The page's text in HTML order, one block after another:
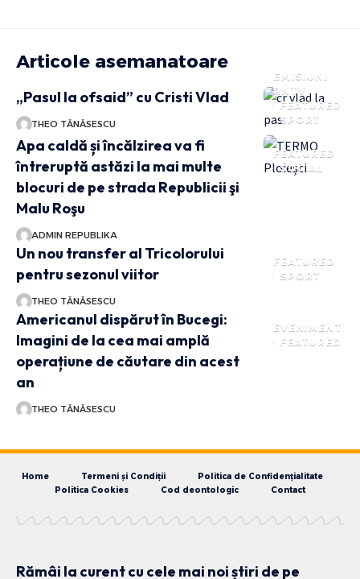
Articole asemanatoare
EMISIUNI
RNTV
FEATURED
SPORT
„Pasul la ofsaid” cu Cristi Vlad
THEO TĂNĂSESCU
FEATURED
SOCIAL
Apa caldă și încălzirea va fi
întreruptă astăzi la mai multe
blocuri de pe strada Republicii şi
Malu Roşu
ADMIN REPUBLIKA
FEATURED
SPORT
Un nou transfer al Tricolorului
pentru sezonul viitor
THEO TĂNĂSESCU
EVENIMENT
FEATURED
Americanul dispărut în Bucegi:
Imagini de la cea mai amplă
operațiune de căutare din acest
an
THEO TĂNĂSESCU
Home Termeni și Condiții
Politica de Confidențialitate
Politica Cookies
Cod deontologic Contact
Rămâi la curent cu cele mai noi știri de pe